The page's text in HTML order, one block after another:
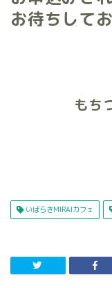
お待ちして
もち
いばらきMIRAIカフェ